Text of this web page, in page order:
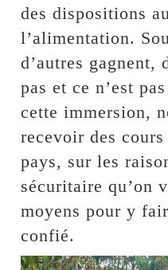
des dispositions
l’alimentation.
d’autres gagnent,
pas et ce n’est
cette immersion,
recevoir des
pays, sur les
sécuritaire qu’on
moyens pour y
confié.